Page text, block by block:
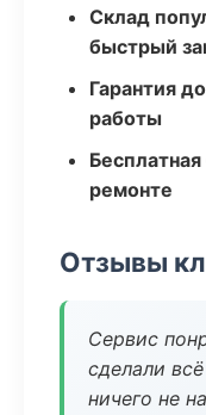
Склад
быстрый
Гарантия
работы
ремонте
Отзывы
Сервис
сделали
ничего не